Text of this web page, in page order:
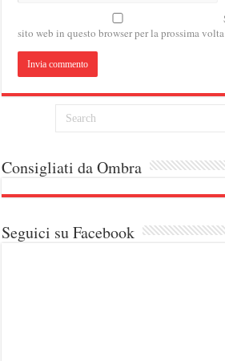
sito web in questo browser per la prossima
Consigliati da Ombra
Seguici su Facebook